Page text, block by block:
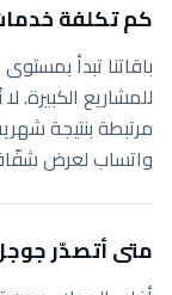
كم تكلفة
باقاتنا تبدأ
للمشاريع
مرتبطة بنتيجة
واتساب لعرض
متى أتصدّر